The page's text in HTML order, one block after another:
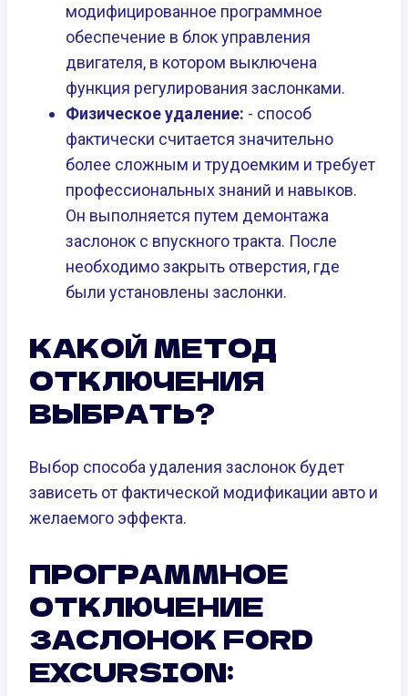
модифицированное программное
обеспечение в блок управления
двигателя, в котором выключена
функция регулирования заслонками.
Физическое удаление: - способ
фактически считается значительно
более сложным и трудоемким и требует
профессиональных знаний и навыков.
Он выполняется путем демонтажа
заслонок с впускного тракта. После
необходимо закрыть отверстия, где
были установлены заслонки.
КАКОЙ МЕТОД
ОТКЛЮЧЕНИЯ
ВЫБРАТЬ?
Выбор способа удаления заслонок будет
зависеть от фактической модификации авто и
желаемого эффекта.
ПРОГРАММНОЕ
ОТКЛЮЧЕНИЕ
ЗАСЛОНОК FORD
EXCURSION: